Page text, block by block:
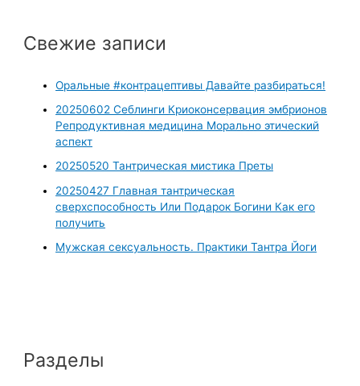
Свежие записи
Оральные #контрацептивы Давайте разбираться!
20250602 Себлинги Криоконсервация эмбрионов
Репродуктивная медицина Морально этический
аспект
20250520 Тантрическая мистика Преты
20250427 Главная тантрическая
сверхспособность Или Подарок Богини Как его
получить
Мужская сексуальность. Практики Тантра Йоги
Разделы